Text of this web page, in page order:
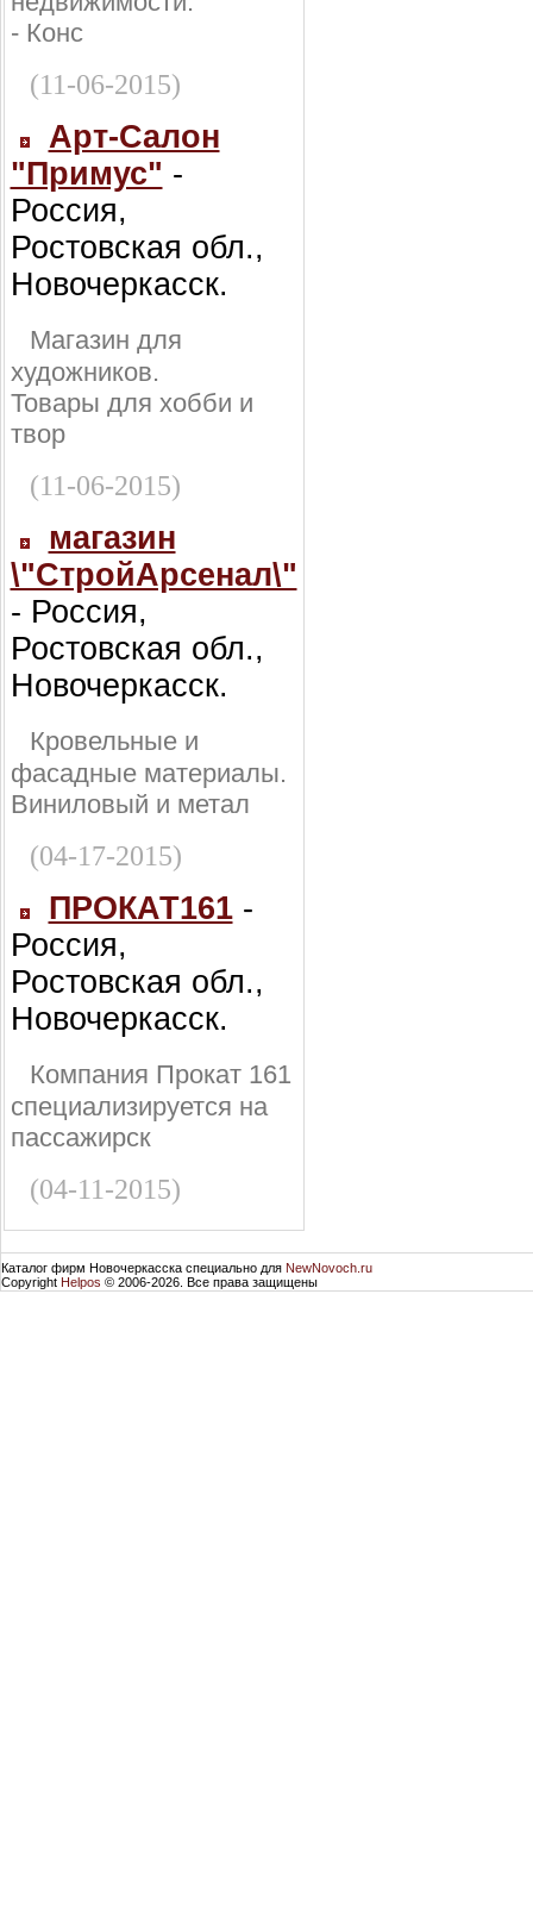
- Конс
(11-06-2015)
Арт-Салон
"Примус" -
Россия,
Ростовская обл.,
Новочеркасск.
Магазин для
художников.
Товары для хобби и
твор
(11-06-2015)
магазин
\"СтройАрсенал\"
- Россия,
Ростовская обл.,
Новочеркасск.
Кровельные и
фасадные материалы.
Виниловый и метал
(04-17-2015)
ПРОКАТ161-
Россия,
Ростовская обл.,
Новочеркасск.
Компания Прокат 161
специализируется на
пассажирск
(04-11-2015)
Каталог фирм Новочеркасска специально для NewNovoch.ru
Copyright Helpos © 2006-2026. Все права защищены